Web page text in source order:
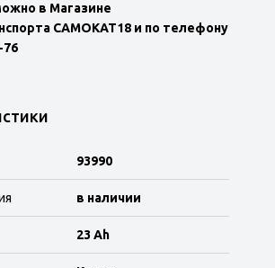
в Магазине
САМОКАТ18 и по телефону
76
93990
в наличии
23 Ah